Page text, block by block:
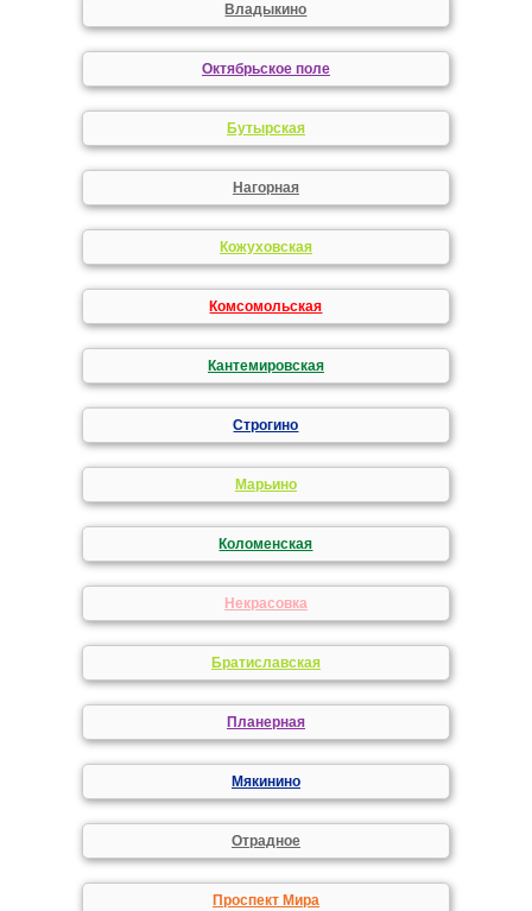
Владыкино
Октябрьское поле
Бутырская
Нагорная
Кожуховская
Комсомольская
Кантемировская
Строгино
Марьино
Коломенская
Некрасовка
Братиславская
Планерная
Мякинино
Отрадное
Проспект Мира